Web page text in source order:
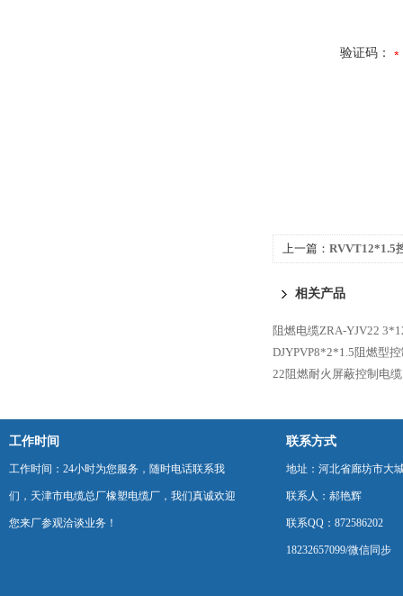
验证码：
上一篇： RVVT12*1.5
相关产品
阻燃电缆ZRA-YJV22
DJYPVP8*2*1.5阻燃型
22阻燃耐火屏蔽控制电缆
工作时间
工作时间：24小时为您服务，随时电话联系我
们，天津市电缆总厂橡塑电缆厂，我们真诚欢迎
您来厂参观洽谈业务！
联系方式
地址：河北省廊坊市大
联系人：郝艳辉
联系QQ：872586202
18232657099/微信同步